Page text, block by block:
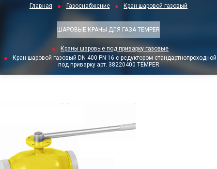
Главная Газоснабжение Кран шаровой газовый
ШАРОВЫЕ КРАНЫ ДЛЯ ГАЗА TEMPER
Краны шаровые под приварку газовые
Кран шаровой газовый DN 400 PN 16 с редуктором стандартнопроходной
под приварку арт. 38220400 TEMPER